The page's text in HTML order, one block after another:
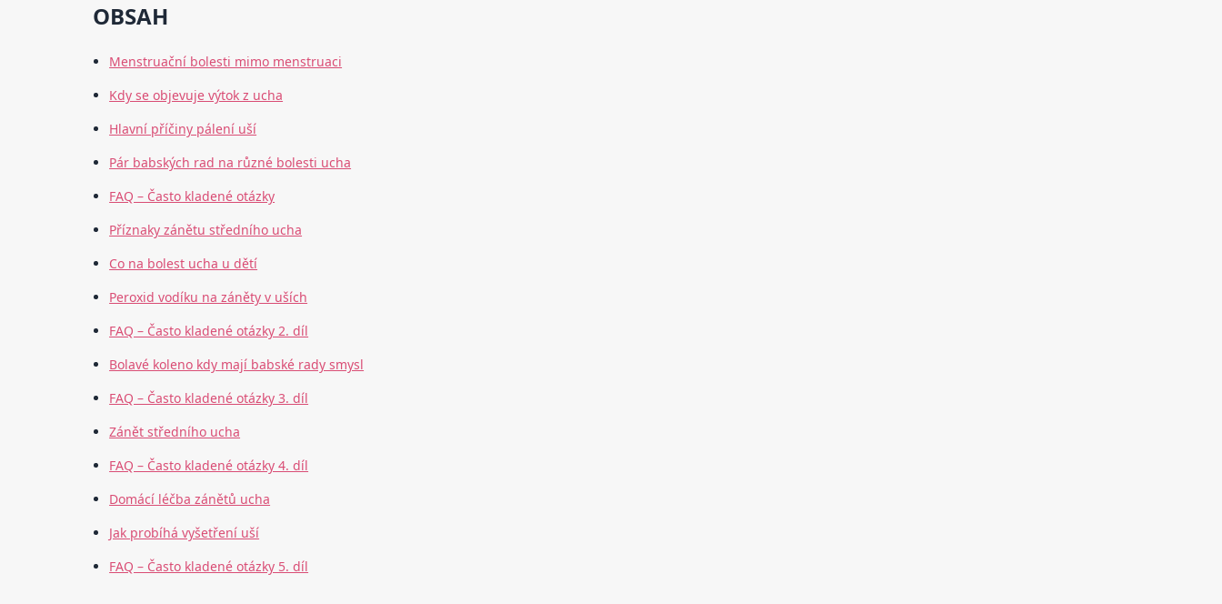
OBSAH
Menstruační bolesti mimo menstruaci
Kdy se objevuje výtok z ucha
Hlavní příčiny pálení uší
Pár babských rad na různé bolesti ucha
FAQ – Často kladené otázky
Příznaky zánětu středního ucha
Co na bolest ucha u dětí
Peroxid vodíku na záněty v uších
FAQ – Často kladené otázky 2. díl
Bolavé koleno kdy mají babské rady smysl
FAQ – Často kladené otázky 3. díl
Zánět středního ucha
FAQ – Často kladené otázky 4. díl
Domácí léčba zánětů ucha
Jak probíhá vyšetření uší
FAQ – Často kladené otázky 5. díl